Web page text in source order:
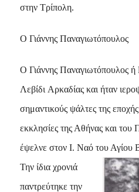
στην Τρίπολη.
O Γιάννης Παναγιωτόπουλος
O Γιάννης Παναγιωτόπουλος ή
Λεβίδι Aρκαδίας και ήταν
σημαντικούς ψάλτες της
εκκλησίες της Αθήνας και
έψελνε στον Ι. Ναό του Αγίου
Την ίδια χρονιά
παντρεύτηκε την